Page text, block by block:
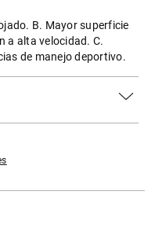
B. Mayor superficie
a alta velocidad. C.
de manejo deportivo.